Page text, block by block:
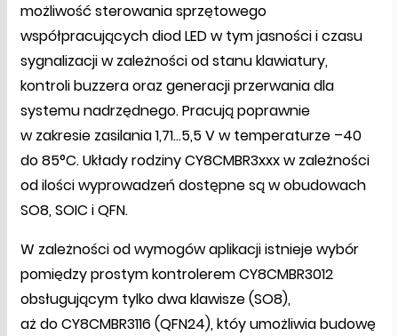
możliwość sterowania sprzętowego
współpracujących diod LED w tym jasności i czasu
sygnalizacji w zależności od stanu klawiatury,
kontroli buzzera oraz generacji przerwania dla
systemu nadrzędnego. Pracują poprawnie
w zakresie zasilania 1,71...5,5 V w temperaturze –40
do 85°C. Układy rodziny CY8CMBR3xxx w zależności
od ilości wyprowadzeń dostępne są w obudowach
SO8, SOIC i QFN.
W zależności od wymogów aplikacji istnieje wybór
pomiędzy prostym kontrolerem CY8CMBR3012
obsługującym tylko dwa klawisze (SO8),
aż do CY8CMBR3116 (QFN24), któy umożliwia budowę